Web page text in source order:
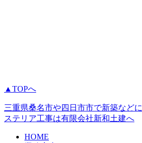
▲TOPへ
三重県桑名市や四日市市で新築など
ステリア工事は有限会社新和土建へ
HOME